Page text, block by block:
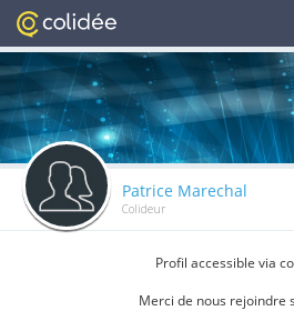
Patrice Marechal
Colideur
Profil accessible via
Merci de nous rejoindre